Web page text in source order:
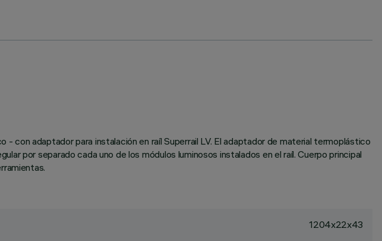
con adaptador para instalación en raíl Superrail LV. El adaptador de material termoplástico
por separado cada uno de los módulos luminosos instalados en el raíl. Cuerpo principal
1204x22x43